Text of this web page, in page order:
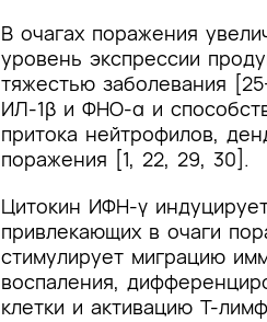
В очагах поражения
уровень экспрессии
тяжестью заболевания
ИЛ-1β и ФНО-α и
притока нейтрофилов,
поражения [1, 22, 29, 30].
Цитокин ИФН-γ
привлекающих в очаги
стимулирует миграцию
воспаления,
клетки и активацию Т-